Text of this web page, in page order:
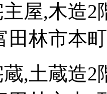
屋,木造2
田林市本
,土蔵造2